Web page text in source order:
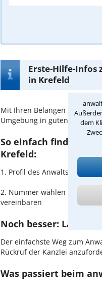
dem
Erste-Hilfe-Infos
in Krefeld
Mit Ihren Belangen im
Umgebung in guten Händen.
So einfach finden Sie
Krefeld:
1. Profil des Anwalts für
2. Nummer wählen und
vereinbaren
Noch besser: Lassen
Der einfachste Weg zum
Rückruf der Kanzlei
Was passiert beim